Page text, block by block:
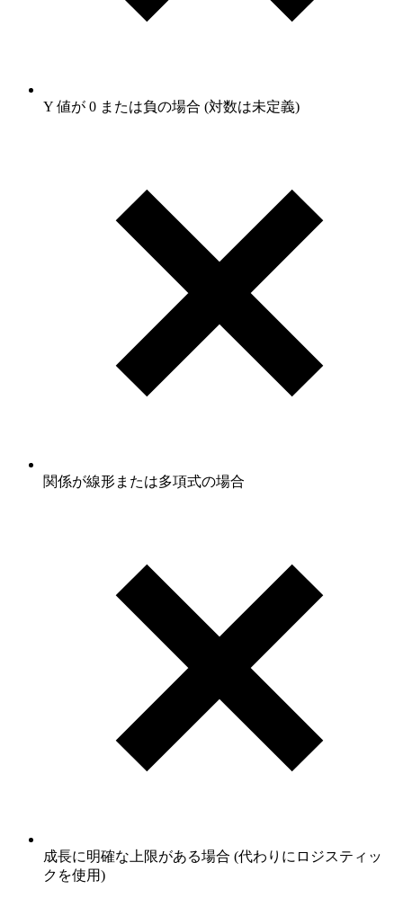
Y 値が 0 または負の場合 (対数は未定義)
関係が線形または多項式の場合
成長に明確な上限がある場合 (代わりにロジスティッ
クを使用)